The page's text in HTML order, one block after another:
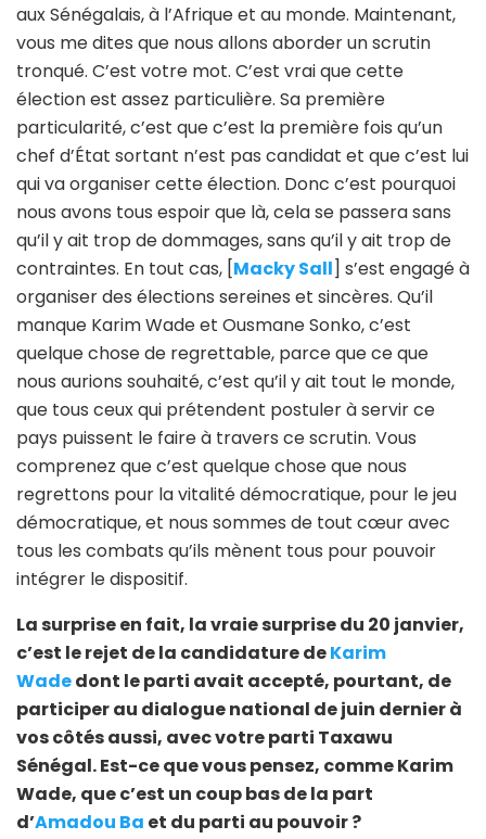
aux Sénégalais, à l’Afrique et au monde. Maintenant,
vous me dites que nous allons aborder un scrutin
tronqué. C’est votre mot. C’est vrai que cette
élection est assez particulière. Sa première
particularité, c’est que c’est la première fois qu’un
chef d’État sortant n’est pas candidat et que c’est lui
qui va organiser cette élection. Donc c’est pourquoi
nous avons tous espoir que là, cela se passera sans
qu’il y ait trop de dommages, sans qu’il y ait trop de
contraintes. En tout cas, [Macky Sall] s’est engagé à
organiser des élections sereines et sincères. Qu’il
manque Karim Wade et Ousmane Sonko, c’est
quelque chose de regrettable, parce que ce que
nous aurions souhaité, c’est qu’il y ait tout le monde,
que tous ceux qui prétendent postuler à servir ce
pays puissent le faire à travers ce scrutin. Vous
comprenez que c’est quelque chose que nous
regrettons pour la vitalité démocratique, pour le jeu
démocratique, et nous sommes de tout cœur avec
tous les combats qu’ils mènent tous pour pouvoir
intégrer le dispositif.
La surprise en fait, la vraie surprise du 20 janvier,
c’est le rejet de la candidature deKarim
Wadedont le parti avait accepté, pourtant, de
participer au dialogue national de juin dernier à
vos côtés aussi, avec votre parti Taxawu
Sénégal. Est-ce que vous pensez, comme Karim
Wade, que c’est un coup bas de la part
d’Amadou Ba et du parti au pouvoir ?